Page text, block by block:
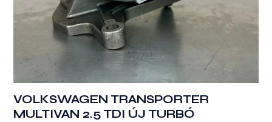
VOLKSWAGEN TRANSPORTER
MULTIVAN 2.5 TDI ÚJ TURBÓ